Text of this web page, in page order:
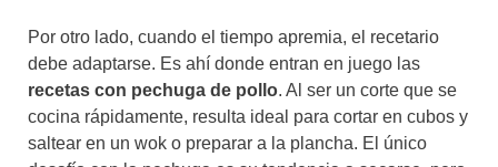
Por otro lado, cuando el tiempo apremia, el recetario
debe adaptarse. Es ahí donde entran en juego las
recetas con pechuga de pollo. Al ser un corte que se
cocina rápidamente, resulta ideal para cortar en cubos y
saltear en un wok o preparar a la plancha. El único